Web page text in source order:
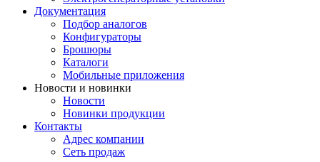
Документация
Подбор аналогов
Конфигураторы
Брошюры
Каталоги
Мобильные приложения
Новости и новинки
Новости
Новинки продукции
Контакты
Адрес компании
Сеть продаж